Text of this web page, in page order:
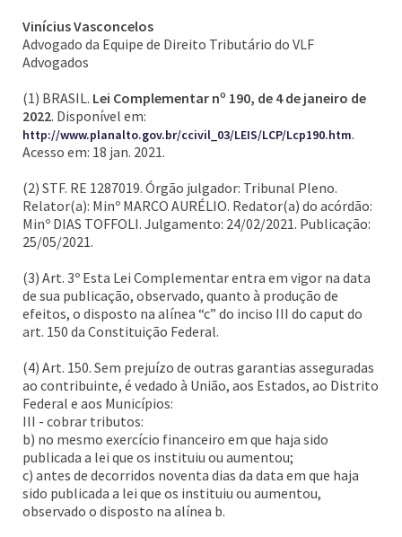
Vinícius Vasconcelos
Advogado da Equipe de Direito Tributário do VLF
Advogados
(1) BRASIL. Lei Complementar nº 190, de 4 de janeiro de
2022. Disponível em:
http://www.planalto.gov.br/ccivil_03/LEIS/LCP/Lcp190.htm.
Acesso em: 18 jan. 2021.
(2) STF. RE 1287019. Órgão julgador: Tribunal Pleno.
Relator(a): Minº MARCO AURÉLIO. Redator(a) do acórdão:
Minº DIAS TOFFOLI. Julgamento: 24/02/2021. Publicação:
25/05/2021.
(3) Art. 3º Esta Lei Complementar entra em vigor na data
de sua publicação, observado, quanto à produção de
efeitos, o disposto na alínea “c” do inciso III do caput do
art. 150 da Constituição Federal.
(4) Art. 150. Sem prejuízo de outras garantias asseguradas
ao contribuinte, é vedado à União, aos Estados, ao Distrito
Federal e aos Municípios:
III - cobrar tributos:
b) no mesmo exercício financeiro em que haja sido
publicada a lei que os instituiu ou aumentou;
c) antes de decorridos noventa dias da data em que haja
sido publicada a lei que os instituiu ou aumentou,
observado o disposto na alínea b.